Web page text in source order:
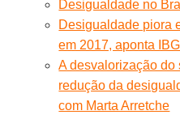
Desigualdade no
Desigualdade piora
em 2017, aponta
A desvalorização do
redução da
com Marta Arretche